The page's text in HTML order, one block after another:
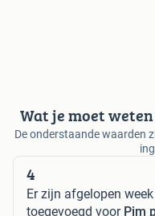
Wat je moet
De onderstaande waarden
4
Er zijn afgelopen week
toegevoegd voor Pim